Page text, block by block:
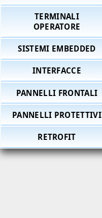
TERMINALI
OPERATORE
SISTEMI EMBEDDED
INTERFACCE
PANNELLI FRONTALI
PANNELLI PROTETTIVI
RETROFIT